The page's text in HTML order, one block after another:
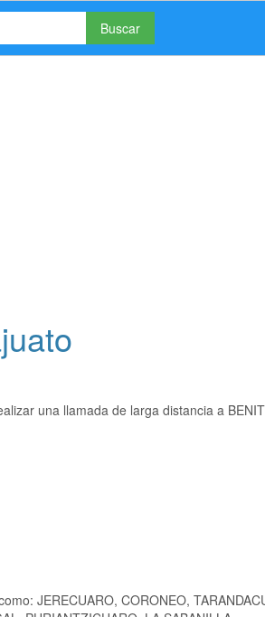
Buscar
una llamada de larga distancia a
JERECUARO, CORONEO,